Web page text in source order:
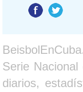
Serie
diarios,